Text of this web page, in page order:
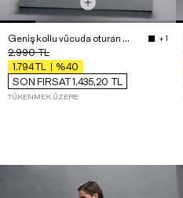
Geniş kollu vücuda oturan mini elbise + 1
2.990TL
1.794
TL
%40
SON FIRSAT 1.435,20 TL
TÜKENMEK ÜZERE